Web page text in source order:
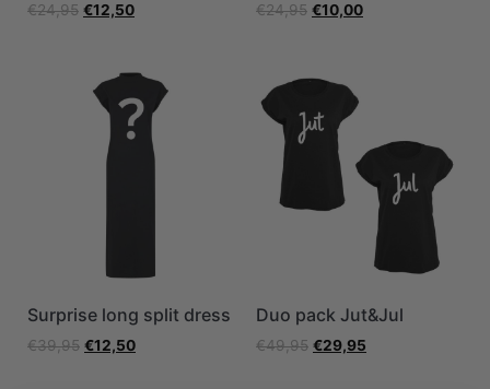
€24,95 €12,50 €24,95 €10,00
Surprise long split dress
€39,95 €12,50
Duo pack Jut&Jul
€49,95 €29,95